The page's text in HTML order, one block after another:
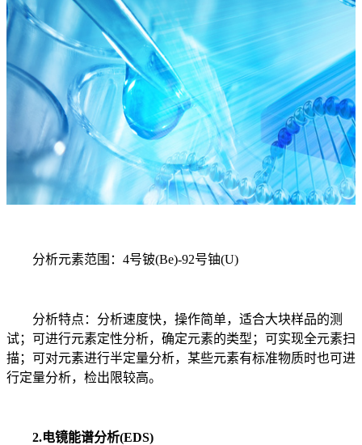
分析元素范围：4号铍(Be)-92号铀(U)
分析特点：分析速度快，操作简单，适合大块样品的测
试；可进行元素定性分析，确定元素的类型；可实现全元素扫
描；可对元素进行半定量分析，某些元素有标准物质时也可进
行定量分析，检出限较高。
2.电镜能谱分析(EDS)